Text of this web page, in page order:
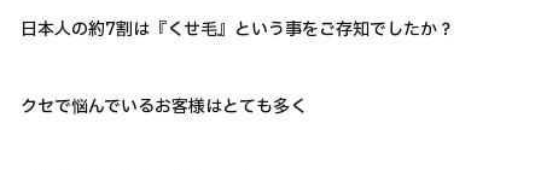
日本人の約7割は『くせ毛』という事をご存知でしたか？
クセで悩んでいるお客様はとても多く